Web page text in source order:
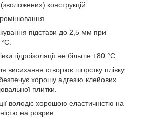
конструкцій.
підстави до 2,5 мм при
гідроізоляції не більше +80 °С.
висихання створює шорстку плівку
хорошу адгезію клейових
плитки.
володіє хорошою еластичністю на
на розрив.